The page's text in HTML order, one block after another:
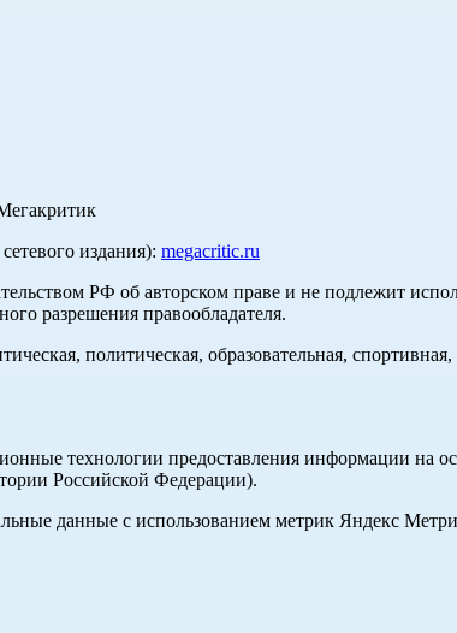
издания): megacritic.ru
РФ об авторском праве и не подлежит
разрешения правообладателя.
политическая, образовательная, спортивная,
технологии предоставления информации на
Российской Федерации).
данные с использованием метрик Яндекс